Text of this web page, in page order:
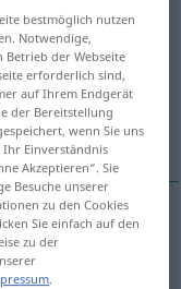
antippen)
bestmöglich nutzen
Notwendige,
der Webseite
erforderlich sind,
auf Ihrem Endgerät
der Bereitstellung
wenn Sie uns
Einverständnis
Akzeptieren“. Sie
Besuche unserer
zu den Cookies
Sie einfach auf den
zu der
.